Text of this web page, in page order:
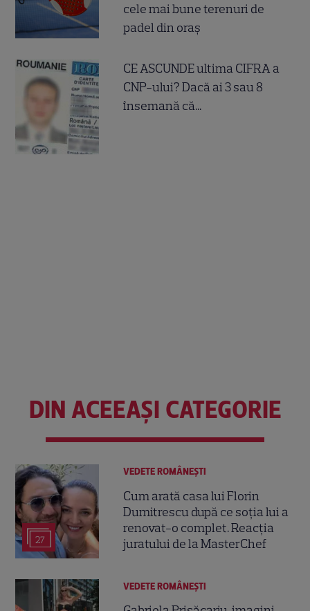
cele mai bune terenuri de
padel din oraș
CE ASCUNDE ultima CIFRA a
CNP-ului? Dacă ai 3 sau 8
însemană că...
DIN ACEEAȘI CATEGORIE
27
VEDETE ROMÂNEŞTI
Cum arată casa lui Florin
Dumitrescu după ce soția lui a
renovat-o complet. Reacția
juratului de la MasterChef
VEDETE ROMÂNEŞTI